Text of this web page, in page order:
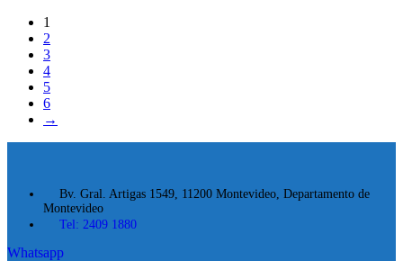
1
2
3
4
5
6
→
Bv. Gral. Artigas 1549, 11200 Montevideo, Departamento de
Montevideo
Tel: 2409 1880
Whatsapp